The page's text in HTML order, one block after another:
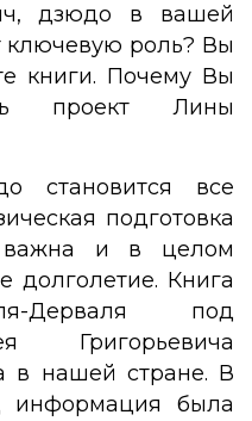
дзюдо в вашей
ключевую роль? Вы
книги. Почему Вы
проект Лины
становится все
подготовка
важна и в целом
долголетие. Книга
Дерваля под
Григорьевича
в нашей стране. В
информация была